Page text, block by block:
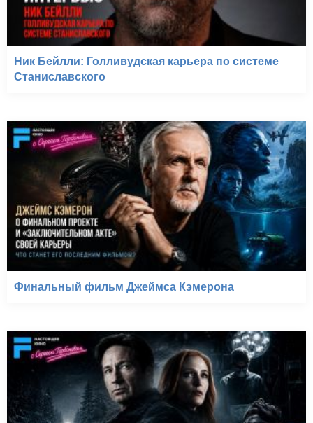
Ник Бейлли: Голливудская карьера по системе
Станиславского
Финальный фильм Джеймса Кэмерона